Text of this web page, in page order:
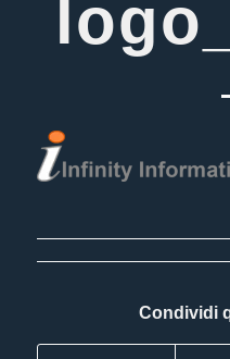
Condividi